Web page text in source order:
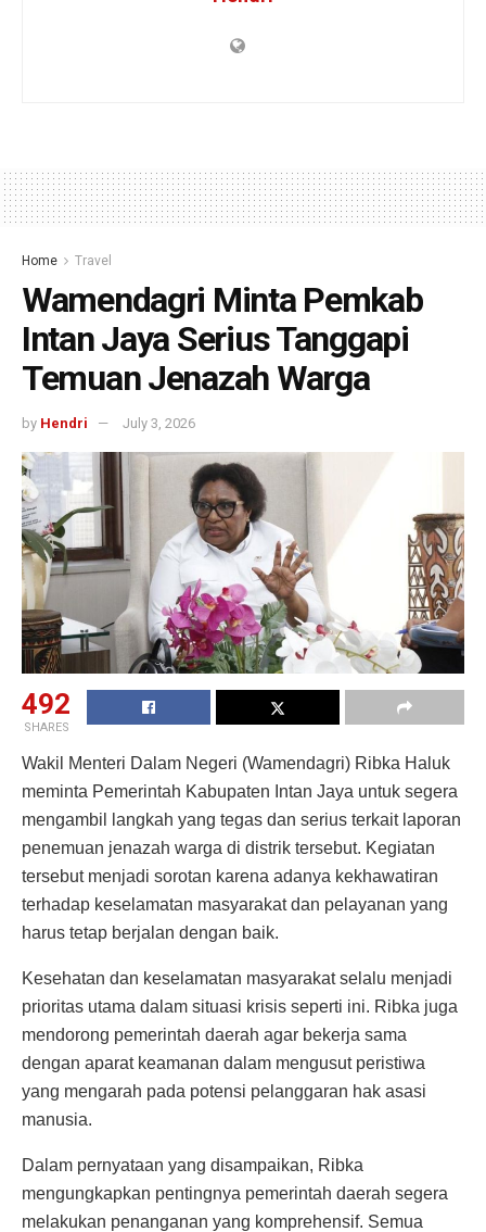
Home Travel
Wamendagri Minta Pemkab
Intan Jaya Serius Tanggapi
Temuan Jenazah Warga
by Hendri July 3, 2026
492
SHARES
Wakil Menteri Dalam Negeri (Wamendagri) Ribka Haluk
meminta Pemerintah Kabupaten Intan Jaya untuk segera
mengambil langkah yang tegas dan serius terkait laporan
penemuan jenazah warga di distrik tersebut. Kegiatan
tersebut menjadi sorotan karena adanya kekhawatiran
terhadap keselamatan masyarakat dan pelayanan yang
harus tetap berjalan dengan baik.
Kesehatan dan keselamatan masyarakat selalu menjadi
prioritas utama dalam situasi krisis seperti ini. Ribka juga
mendorong pemerintah daerah agar bekerja sama
dengan aparat keamanan dalam mengusut peristiwa
yang mengarah pada potensi pelanggaran hak asasi
manusia.
Dalam pernyataan yang disampaikan, Ribka
mengungkapkan pentingnya pemerintah daerah segera
melakukan penanganan yang komprehensif. Semua